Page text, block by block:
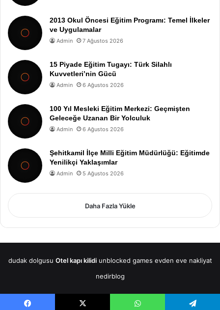
2013 Okul Öncesi Eğitim Programı: Temel İlkeler
ve Uygulamalar
Admin 7 Ağustos 2026
15 Piyade Eğitim Tugayı: Türk Silahlı
Kuvvetleri’nin Gücü
Admin 6 Ağustos 2026
100 Yıl Mesleki Eğitim Merkezi: Geçmişten
Geleceğe Uzanan Bir Yolculuk
Admin 6 Ağustos 2026
Şehitkamil İlçe Milli Eğitim Müdürlüğü: Eğitimde
Yenilikçi Yaklaşımlar
Admin 5 Ağustos 2026
Daha Fazla Yükle
dudak dolgusu Otel kapı kilidi unblocked games evden eve nakliyat
nedirblog